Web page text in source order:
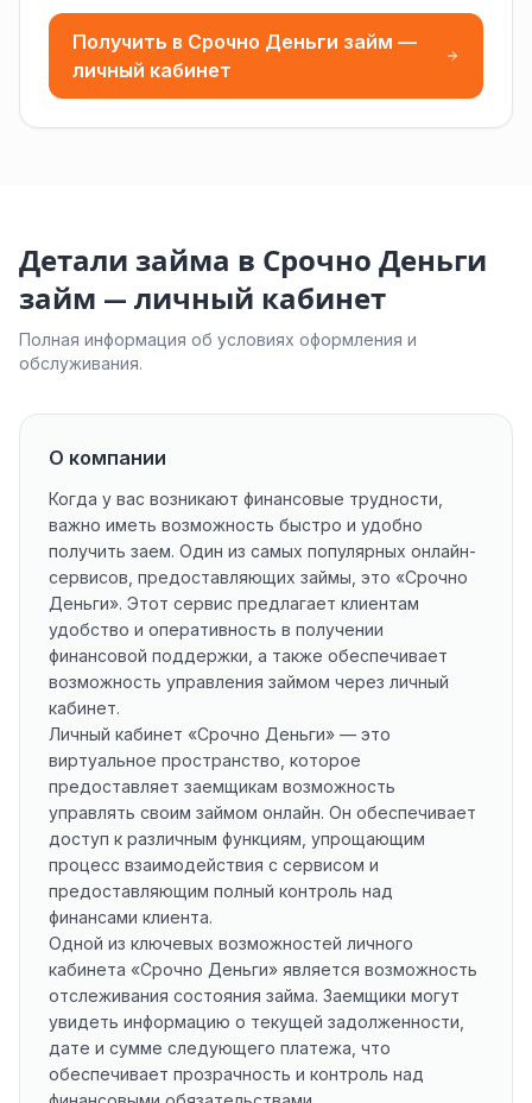
Получить в Срочно Деньги займ —
личный кабинет
Детали займа в Срочно Деньги
займ — личный кабинет
Полная информация об условиях оформления и
обслуживания.
О компании
Когда у вас возникают финансовые трудности,
важно иметь возможность быстро и удобно
получить заем. Один из самых популярных онлайн-
сервисов, предоставляющих займы, это «Срочно
Деньги». Этот сервис предлагает клиентам
удобство и оперативность в получении
финансовой поддержки, а также обеспечивает
возможность управления займом через личный
кабинет.
Личный кабинет «Срочно Деньги» — это
виртуальное пространство, которое
предоставляет заемщикам возможность
управлять своим займом онлайн. Он обеспечивает
доступ к различным функциям, упрощающим
процесс взаимодействия с сервисом и
предоставляющим полный контроль над
финансами клиента.
Одной из ключевых возможностей личного
кабинета «Срочно Деньги» является возможность
отслеживания состояния займа. Заемщики могут
увидеть информацию о текущей задолженности,
дате и сумме следующего платежа, что
обеспечивает прозрачность и контроль над